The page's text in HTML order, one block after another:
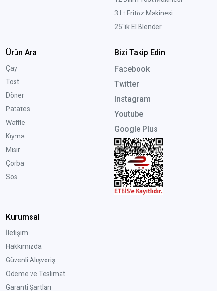
3 Lt Fritöz Makinesi
25'lik El Blender
Ürün Ara
Çay
Tost
Döner
Patates
Waffle
Kıyma
Mısır
Çorba
Sos
Bizi Takip Edin
Facebook
Twitter
Instagram
Youtube
Google Plus
Kurumsal
İletişim
Hakkımızda
Güvenli Alışveriş
Ödeme ve Teslimat
Garanti Şartları